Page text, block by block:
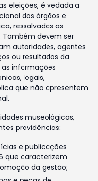
eleições, é vedada a
dos órgãos e
ressalvadas as
Também devem ser
autoridades, agentes
ou resultados da
informações
legais,
que não apresentem
museológicas,
providências:
e publicações
que caracterizem
da gestão;